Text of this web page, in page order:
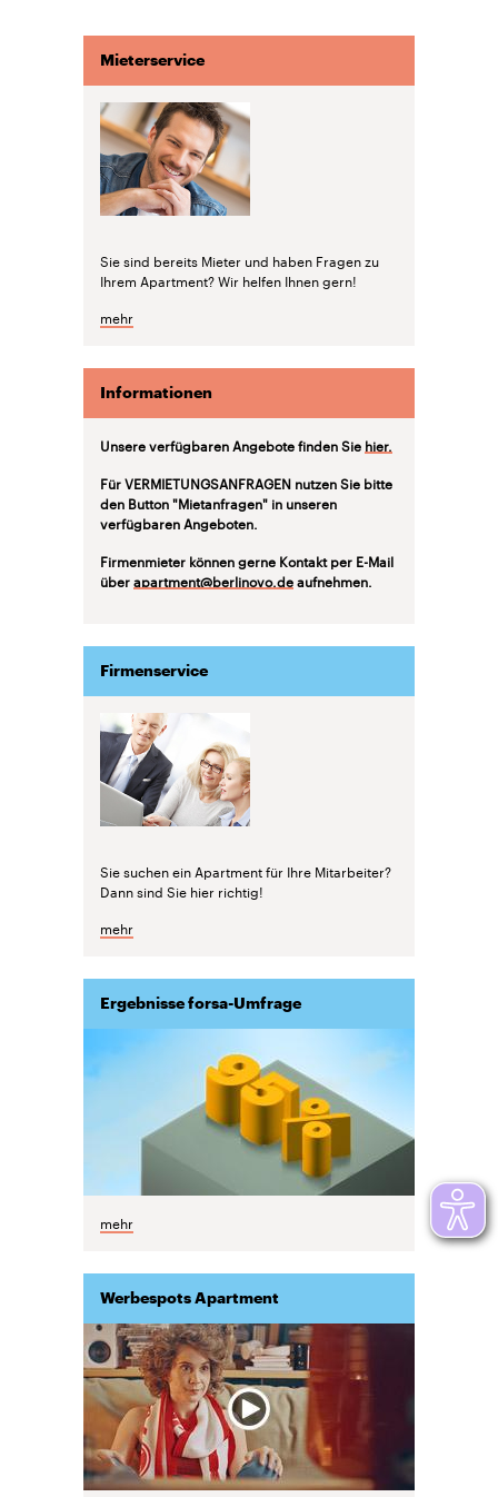
Mieterservice
Sie sind bereits Mieter und haben Fragen zu
Ihrem Apartment? Wir helfen Ihnen gern!
mehr
Informationen
Unsere verfügbaren Angebote finden Sie hier.
Für VERMIETUNGSANFRAGEN nutzen Sie bitte
den Button "Mietanfragen" in unseren
verfügbaren Angeboten.
Firmenmieter können gerne Kontakt per E-Mail
überapartment@berlinovo.deaufnehmen.
Firmenservice
Sie suchen ein Apartment für Ihre Mitarbeiter?
Dann sind Sie hier richtig!
mehr
Ergebnisse forsa-Umfrage
mehr
Werbespots Apartment